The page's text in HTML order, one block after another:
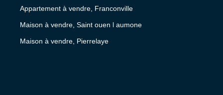
Appartement à vendre, Franconville
Maison à vendre, Saint ouen l aumone
Maison à vendre, Pierrelaye